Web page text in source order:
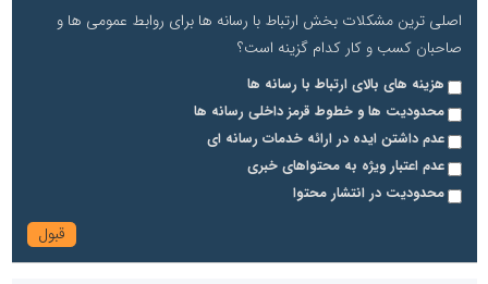
اصلی ترین مشکلات بخش ارتباط با رسانه ها برای روابط عمومی ها و
صاحبان کسب و کار کدام گزینه است؟
هزینه های بالای ارتباط با رسانه ها
محدودیت ها و خطوط قرمز داخلی رسانه ها
عدم داشتن ایده در ارائه خدمات رسانه ای
عدم اعتبار ویژه به محتواهای خبری
محدودیت در انتشار محتوا